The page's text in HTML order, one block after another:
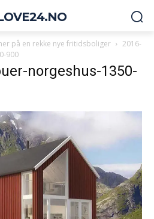
på en rekke nye fritidsboliger
2016-
900
norgeshus-1350-